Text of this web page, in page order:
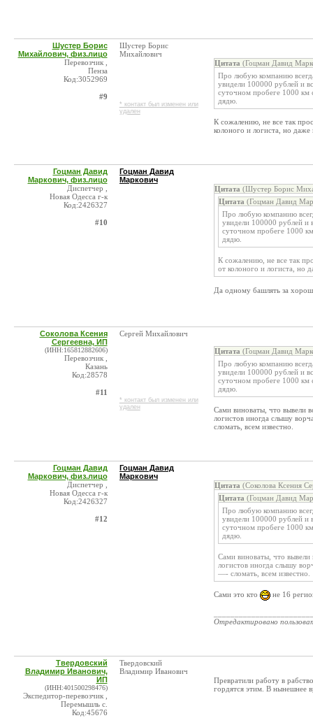
Шустер Борис
Михайлович, физ.лицо
Перевозчик ,
Пенза
Код:3052969
#9
Шустер Борис
Михайлович
* контакт был изменен или
удален
Цитата (Гоцман Давид
Про любую компанию
увидели 100000 рублей и
суточном пробеге 1000 км
дядю.
К сожалению, не все так
колоного и логиста, но даже
Гоцман Давид
Маркович, физ.лицо
Диспетчер ,
Новая Одесса г-к
Код:2426327
#10
Гоцман Давид
Маркович
Цитата (Шустер Борис
Цитата (Гоцман Давид
Про любую компанию
увидели 100000 рублей и
суточном пробеге 1000
дядю.
К сожалению, не все так
от колоного и логиста, но
Да одному башлять за
Соколова Ксения
Сергеевна, ИП
(ИНН:165812882606)
Перевозчик ,
Казань
Код:28578
#11
Сергей Михайлович
* контакт был изменен или
удален
Цитата (Гоцман Давид
Про любую компанию
увидели 100000 рублей и
суточном пробеге 1000 км
дядю.
Сами виноваты, что вывели
логистов иногда слышу
сломать, всем известно.
Гоцман Давид
Маркович, физ.лицо
Диспетчер ,
Новая Одесса г-к
Код:2426327
#12
Гоцман Давид
Маркович
Цитата (Соколова Ксения
Цитата (Гоцман Давид
Про любую компанию
увидели 100000 рублей и
суточном пробеге 1000
дядю.
Сами виноваты, что
логистов иногда слышу
—- сломать, всем известно.
Сами это кто не 16
Отредактировано
Твердовский
Владимир Иванович,
ИП
(ИНН:401500298476)
Экспедитор-перевозчик ,
Перемышль с.
Код:45676
Твердовский
Владимир Иванович
Превратили работу в
гордятся этим. В нынешнее